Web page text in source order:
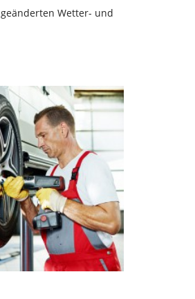
Wetter- und